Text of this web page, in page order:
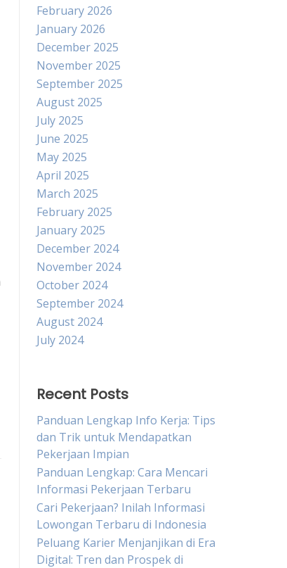
February 2026
January 2026
December 2025
November 2025
September 2025
August 2025
July 2025
June 2025
May 2025
April 2025
March 2025
February 2025
January 2025
December 2024
November 2024
October 2024
September 2024
August 2024
July 2024
Recent Posts
Panduan Lengkap Info Kerja: Tips
dan Trik untuk Mendapatkan
Pekerjaan Impian
Panduan Lengkap: Cara Mencari
Informasi Pekerjaan Terbaru
Cari Pekerjaan? Inilah Informasi
Lowongan Terbaru di Indonesia
Peluang Karier Menjanjikan di Era
Digital: Tren dan Prospek di